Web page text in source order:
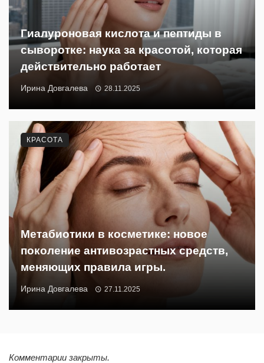
Гиалуроновая кислота и пептиды в
сыворотке: наука за красотой, которая
действительно работает
Ирина Довгалева 28.11.2025
Метабиотики в косметике: новое
поколение антивозрастных средств,
меняющих правила игры.
Ирина Довгалева 27.11.2025
КРАСОТА
Комментарии закрыты.